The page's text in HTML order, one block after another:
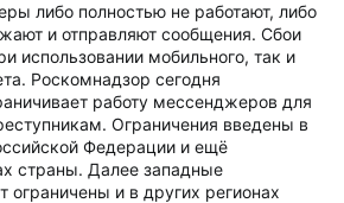
либо полностью не работают, либо
и отправляют сообщения. Сбои
использовании мобильного, так и
Роскомнадзор сегодня
работу мессенджеров для
Ограничения введены в
Федерации и ещё
страны. Далее западные
и в других регионах